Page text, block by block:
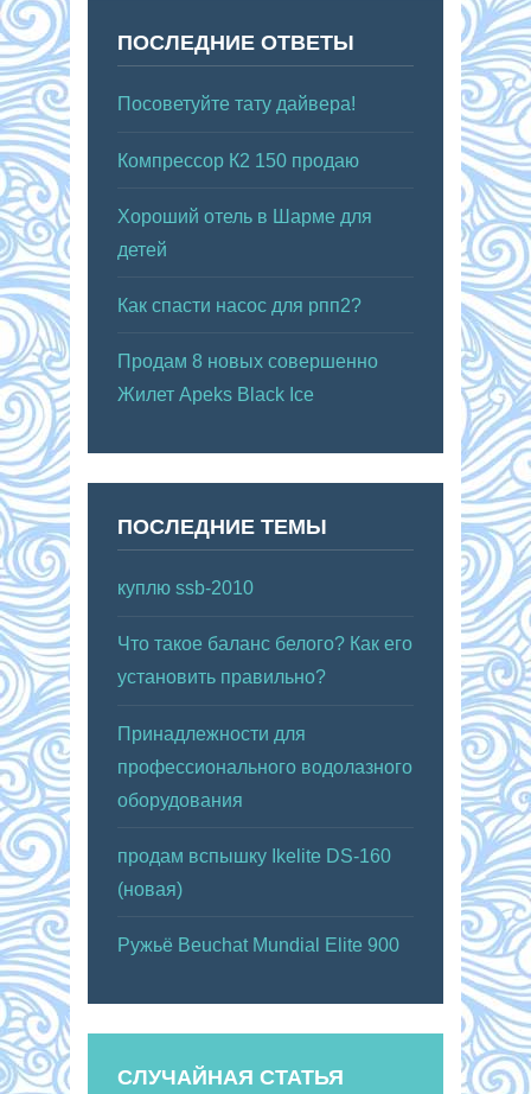
ПОСЛЕДНИЕ ОТВЕТЫ
Посоветуйте тату дайвера!
Компрессор К2 150 продаю
Хороший отель в Шарме для
детей
Как спасти насос для рпп2?
Продам 8 новых совершенно
Жилет Apeks Black Ice
ПОСЛЕДНИЕ ТЕМЫ
куплю ssb-2010
Что такое баланс белого? Как его
установить правильно?
Принадлежности для
профессионального водолазного
оборудования
продам вспышку Ikelite DS-160
(новая)
Ружьё Beuchat Mundial Elite 900
СЛУЧАЙНАЯ СТАТЬЯ